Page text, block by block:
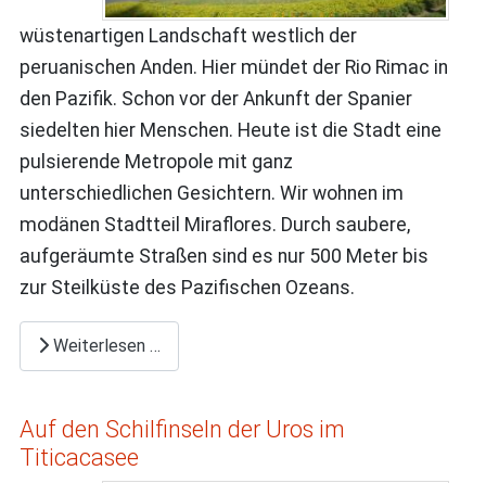
wüstenartigen Landschaft westlich der
peruanischen Anden. Hier mündet der Rio Rimac in
den Pazifik. Schon vor der Ankunft der Spanier
siedelten hier Menschen. Heute ist die Stadt eine
pulsierende Metropole mit ganz
unterschiedlichen Gesichtern. Wir wohnen im
modänen Stadtteil Miraflores. Durch saubere,
aufgeräumte Straßen sind es nur 500 Meter bis
zur Steilküste des Pazifischen Ozeans.
Weiterlesen …
Auf den Schilfinseln der Uros im
Titicacasee